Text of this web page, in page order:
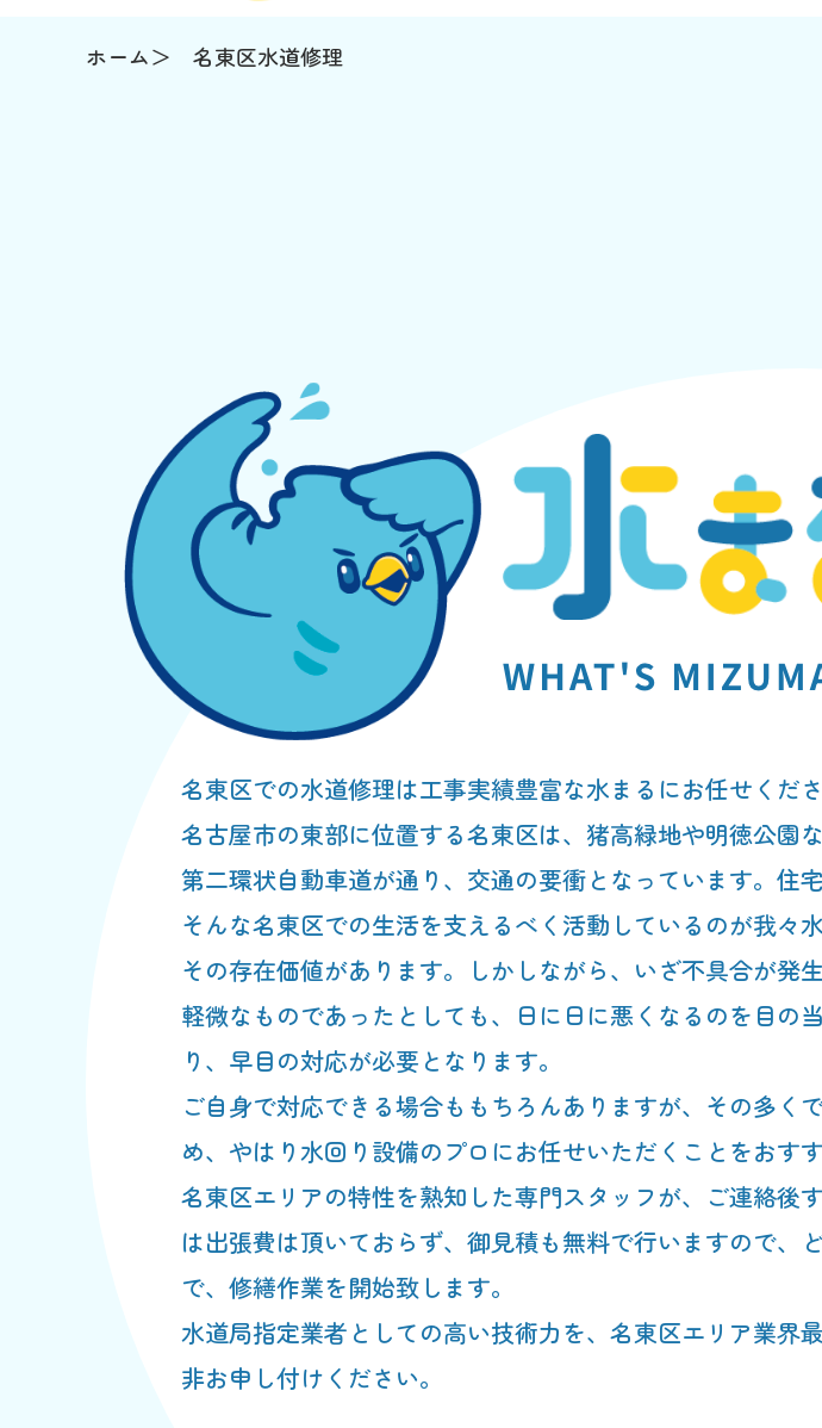
ホーム 名東区水道修理
名東区での水道修理は工事実績豊富な水まるにお任せくだ
名古屋市の東部に位置する名東区は、猪高緑地や明徳公園
第二環状自動車道が通り、交通の要衝となっています。住
そんな名東区での生活を支えるべく活動しているのが我々
その存在価値があります。しかしながら、いざ不具合が
軽微なものであったとしても、日に日に悪くなるのを目の
り、早目の対応が必要となります。
ご自身で対応できる場合ももちろんありますが、その多
め、やはり水回り設備のプロにお任せいただくことをおすす
名東区エリアの特性を熟知した専門スタッフが、ご連絡後
は出張費は頂いておらず、御見積も無料で行いますので
で、修繕作業を開始致します。
水道局指定業者としての高い技術力を、名東区エリア業界
非お申し付けください。